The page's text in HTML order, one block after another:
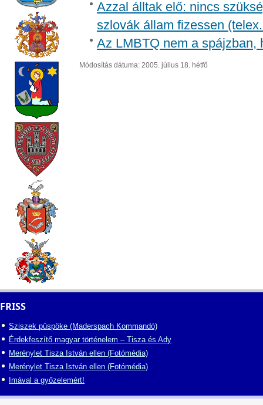
Azzal álltak elő: nincs
szlovák állam fizessen
Az LMBTQ nem a spájzban,
Módosítás dátuma: 2005. július 18. hétfő
FRISS
Sziszek püspöke (Maderspach Kommandó)
Érdekfeszítő magyar történelem – Tisza és Ady
Merénylet Tisza István ellen (Fotómédia)
Merénylet Tisza István ellen (Fotómédia)
Imával a győzelemért!